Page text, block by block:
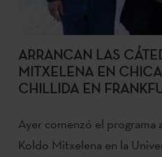
ARRANCAN LAS
MITXELENA EN
CHILLIDA EN
Ayer comenzó el programa
Koldo Mitxelena en la